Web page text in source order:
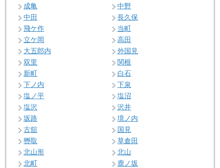
成亀
中野
中田
長久保
飛ケ作
当町
立ケ岡
高田
大五郎内
外国見
双里
関根
新町
白石
下ノ内
下泉
塩ノ平
塩沼
塩沢
沢井
坂路
境ノ内
古舘
国見
轡取
草倉田
北山形
北山
北町
鹿ノ坂